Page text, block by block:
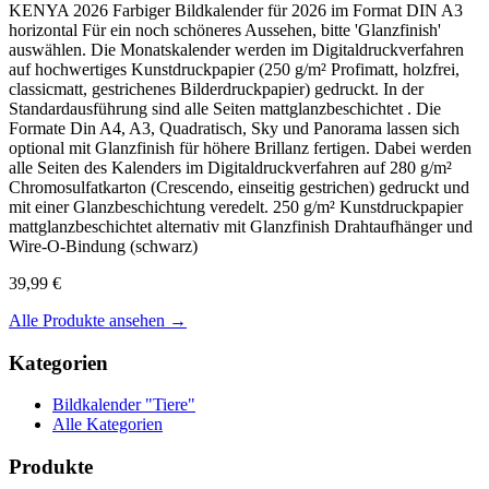
KENYA 2026 Farbiger Bildkalender für 2026 im Format DIN A3
horizontal Für ein noch schöneres Aussehen, bitte 'Glanzfinish'
auswählen. Die Monatskalender werden im Digitaldruckverfahren
auf hochwertiges Kunstdruckpapier (250 g/m² Profimatt, holzfrei,
classicmatt, gestrichenes Bilderdruckpapier) gedruckt. In der
Standardausführung sind alle Seiten mattglanzbeschichtet . Die
Formate Din A4, A3, Quadratisch, Sky und Panorama lassen sich
optional mit Glanzfinish für höhere Brillanz fertigen. Dabei werden
alle Seiten des Kalenders im Digitaldruckverfahren auf 280 g/m²
Chromosulfatkarton (Crescendo, einseitig gestrichen) gedruckt und
mit einer Glanzbeschichtung veredelt. 250 g/m² Kunstdruckpapier
mattglanzbeschichtet alternativ mit Glanzfinish Drahtaufhänger und
Wire-O-Bindung (schwarz)
39,99 €
Alle Produkte ansehen →
Kategorien
Bildkalender "Tiere"
Alle Kategorien
Produkte